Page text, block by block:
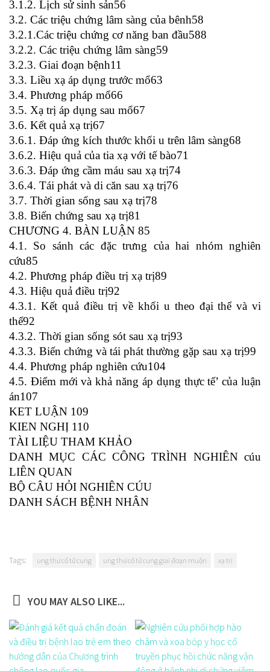
3.1.2. Lịch sử sinh sản56
3.2. Các triệu chứng lâm sàng của bênh58
3.2.1.Các triệu chứng cơ năng ban đầu588
3.2.2. Các triệu chứng lâm sàng59
3.2.3. Giai đoạn bệnh11
3.3. Liều xạ áp dụng trước mổ63
3.4. Phương pháp mổ66
3.5. Xạ trị áp dụng sau mổ67
3.6. Kết quả xạ trị67
3.6.1. Đáp ứng kích thước khối u trên lâm sàng68
3.6.2. Hiệu quả của tia xạ với tế bào71
3.6.3. Đáp ứng cầm máu sau xạ trị74
3.6.4. Tái phát và di căn sau xạ trị76
3.7. Thời gian sống sau xạ trị78
3.8. Biến chứng sau xạ trị81
CHƯƠNG 4. BÀN LUẬN 85
4.1. So sánh các đặc trưng của hai nhóm nghiên
cứu85
4.2. Phương pháp điều trị xạ trị89
4.3. Hiệu quả điều trị92
4.3.1. Kết quả điều trị về khối u theo đại thể và vi
thể92
4.3.2. Thời gian sống sót sau xạ trị93
4.3.3. Biến chứng và tái phát thường gặp sau xạ trị99
4.4. Phương pháp nghiên cứu104
4.5. Điểm mới và khả năng áp dụng thực tế’ của luận
án107
KET LUẬN 109
KIEN NGHỊ 110
TÀI LIỆU THAM KHẢO
DANH MỤC CÁC CÔNG TRÌNH NGHIÊN cúu
LIÊN QUAN
BỘ CÂU HỎI NGHIÊN CÚU
DANH SÁCH BỆNH NHÂN
Tags: ung thư cổ tử cung ung thư cổ tử cung giai đoạn muộn xạ trị
YOU MAY ALSO LIKE...